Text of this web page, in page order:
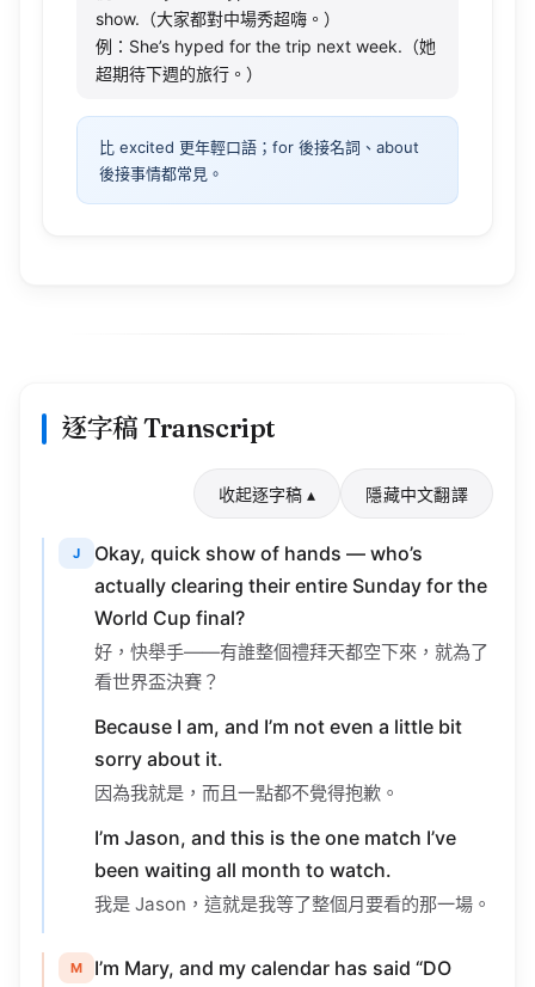
例：She’s hyped for the trip next week.（她
超期待下週的旅行。）
比 excited 更年輕口語；for 後接名詞、about
後接事情都常見。
Okay, quick show of hands — who’s
actually clearing their entire Sunday for the
World Cup final?
好，快舉手——有誰整個禮拜天都空下來，就為了
看世界盃決賽？
Because I am, and I’m not even a little bit
sorry about it.
因為我就是，而且一點都不覺得抱歉。
I’m Jason, and this is the one match I’ve
been waiting all month to watch.
我是 Jason，這就是我等了整個月要看的那一場。
NOT SCHEDULE ANYTHING” on July